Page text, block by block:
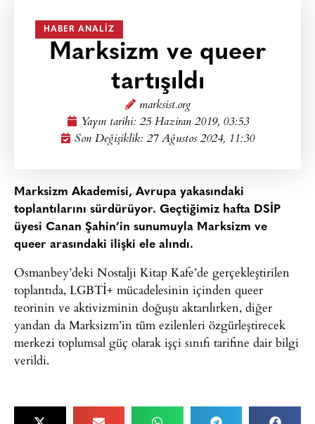
HABER ANALIZ
Marksizm ve queer
tartışıldı
marksist.org
Yayın tarihi: 25 Haziran 2019, 03:53
Son Değişiklik: 27 Ağustos 2024, 11:30
Marksizm Akademisi, Avrupa yakasındaki
toplantılarını sürdürüyor. Geçtiğimiz hafta DSİP
üyesi Canan Şahin’in sunumuyla Marksizm ve
queer arasındaki ilişki ele alındı.
Osmanbey’deki Nostalji Kitap Kafe’de gerçekleştirilen
toplantıda, LGBTİ+ mücadelesinin içinden queer
teorinin ve aktivizminin doğuşu aktarılırken, diğer
yandan da Marksizm’in tüm ezilenleri özgürleştirecek
merkezi toplumsal güç olarak işçi sınıfı tarifine dair bilgi
verildi.